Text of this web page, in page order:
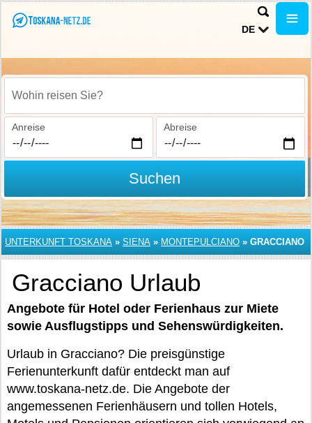
DE
Wohin reisen Sie?
Anreise Abreise
Suchen
UNTERKUNFT TOSKANA » SIENA » MONTEPULCIANO » GRACCIANO
Gracciano Urlaub
Angebote für Hotel oder Ferienhaus zur Miete
sowie Ausflugstipps und Sehenswürdigkeiten.
Urlaub in Gracciano? Die preisgünstige
Ferienunterkunft dafür entdeckt man auf
www.toskana-netz.de. Die Angebote der
angemessenen Ferienhäusern und tollen Hotels,